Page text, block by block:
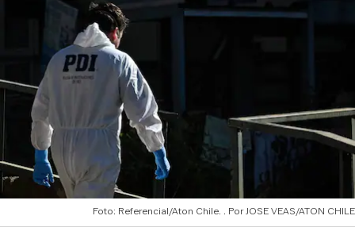
Foto: Referencial/Aton Chile. JOSE VEAS/ATON CHILE